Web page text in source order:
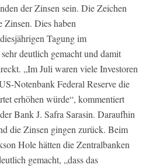
der Zinsen sein. Die Zeichen
Zinsen. Dies haben
Tagung im
deutlich gemacht und damit
„Im Juli waren viele Investoren
Notenbank Federal Reserve die
erhöhen würde“, kommentiert
Bank J. Safra Sarasin. Daraufhin
die Zinsen gingen zurück. Beim
Hole hätten die Zentralbanken
gemacht, „dass das